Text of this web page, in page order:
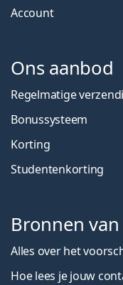
Account
Ons aanbod
Regelmatige
Bonussysteem
Korting
Studentenkorting
Bronnen
Alles over het
Hoe lees je jouw